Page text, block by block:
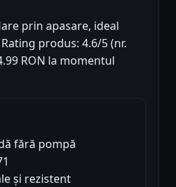
prin apasare, ideal
produs: 4.6/5 (nr.
RON la momentul
fără pompă
și rezistent